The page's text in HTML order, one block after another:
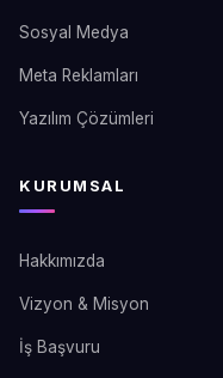
Sosyal Medya
Meta Reklamları
Yazılım Çözümleri
KURUMSAL
Hakkımızda
Vizyon & Misyon
İş Başvuru